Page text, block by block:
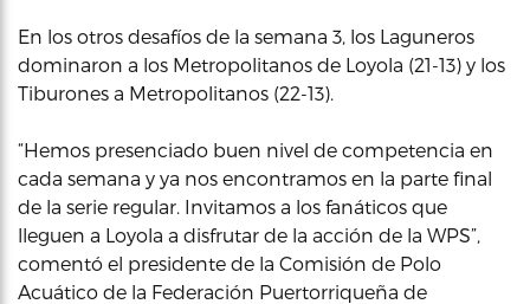
En los otros desafíos de la semana 3, los Laguneros
dominaron a los Metropolitanos de Loyola (21-13) y los
Tiburones a Metropolitanos (22-13).
“Hemos presenciado buen nivel de competencia en
cada semana y ya nos encontramos en la parte final
de la serie regular. Invitamos a los fanáticos que
lleguen a Loyola a disfrutar de la acción de la WPS”,
comentó el presidente de la Comisión de Polo
Acuático de la Federación Puertorriqueña de